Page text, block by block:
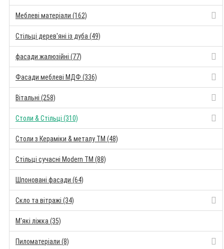
Меблеві матеріали (162)
Стільці дерев'яні із дуба (49)
фасади жалюзійні (77)
Фасади меблеві МДФ (336)
Вітальні (258)
Столи & Стільці (310)
Столи з Кераміки & металу TM (48)
Стільці сучасні Modern TM (88)
Шпоновані фасади (64)
Скло та вітражі (34)
М'які ліжка (35)
Пиломатеріали (8)